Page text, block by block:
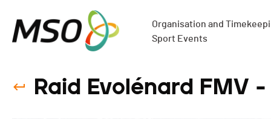
Organisation and
Sport Events
Raid Evolénard FMV